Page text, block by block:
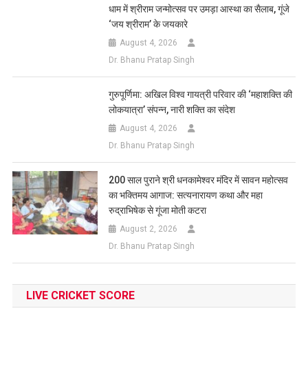
धाम में श्रीराम जन्मोत्सव पर उमड़ा आस्था का सैलाब, गूंजे
‘जय श्रीराम’ के जयकारे
August 4, 2026
Dr. Bhanu Pratap Singh
गुरुपूर्णिमा: अखिल विश्व गायत्री परिवार की ‘महाशक्ति की
लोकयात्रा’ संपन्न, नारी शक्ति का संदेश
August 4, 2026
Dr. Bhanu Pratap Singh
200 साल पुराने श्री धनकामेश्वर मंदिर में सावन महोत्सव
का भक्तिमय आगाज: सत्यनारायण कथा और महा
रुद्राभिषेक से गूंजा मोती कटरा
August 2, 2026
Dr. Bhanu Pratap Singh
LIVE CRICKET SCORE